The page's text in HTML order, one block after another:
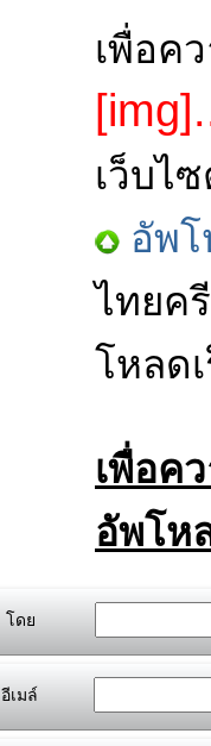
เพื่อค
เว็บไ
อัพ
ไทยค
โหลด
เพื่อค
อัพโห
โดย
อีเมล์